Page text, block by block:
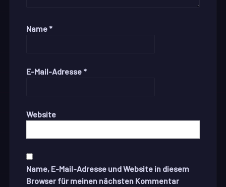
Name *
E-Mail-Adresse *
Website
Name, E-Mail-Adresse und Website in diesem
Browser für meinen nächsten Kommentar